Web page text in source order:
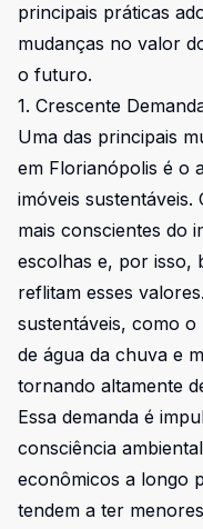
principais práticas
mudanças no valor
o futuro.
1. Crescente
Uma das principais
em Florianópolis é o
imóveis sustentáveis.
mais conscientes do
escolhas e, por isso,
reflitam esses
sustentáveis, como
de água da chuva e
tornando altamente
Essa demanda é
consciência
econômicos a longo
tendem a ter